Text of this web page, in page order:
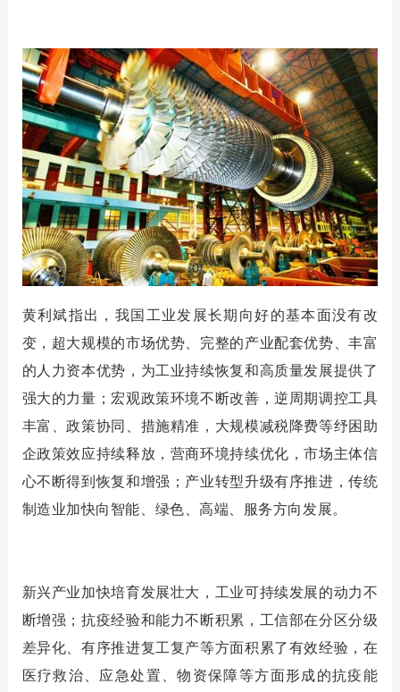
黄利斌指出，我国工业发展长期向好的基本面没有改
变，超大规模的市场优势、完整的产业配套优势、丰富
的人力资本优势，为工业持续恢复和高质量发展提供了
强大的力量；宏观政策环境不断改善，逆周期调控工具
丰富、政策协同、措施精准，大规模减税降费等纾困助
企政策效应持续释放，营商环境持续优化，市场主体信
心不断得到恢复和增强；产业转型升级有序推进，传统
制造业加快向智能、绿色、高端、服务方向发展。
新兴产业加快培育发展壮大，工业可持续发展的动力不
断增强；抗疫经验和能力不断积累，工信部在分区分级
差异化、有序推进复工复产等方面积累了有效经验，在
医疗救治、应急处置、物资保障等方面形成的抗疫能